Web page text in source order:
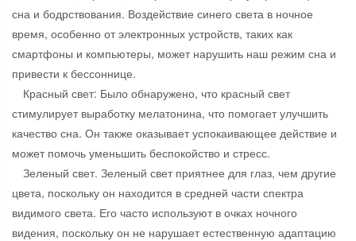
сна и бодрствования. Воздействие синего света в ночное
время, особенно от электронных устройств, таких как
смартфоны и компьютеры, может нарушить наш режим сна и
привести к бессоннице.
Красный свет: Было обнаружено, что красный свет
стимулирует выработку мелатонина, что помогает улучшить
качество сна. Он также оказывает успокаивающее действие и
может помочь уменьшить беспокойство и стресс.
Зеленый свет. Зеленый свет приятнее для глаз, чем другие
цвета, поскольку он находится в средней части спектра
видимого света. Его часто используют в очках ночного
видения, поскольку он не нарушает естественную адаптацию